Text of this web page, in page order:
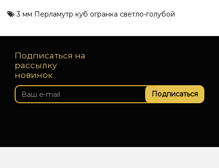
3 мм Перламутр куб огранка светло-голубой
Подписаться на
рассылку
новинок
Подписаться